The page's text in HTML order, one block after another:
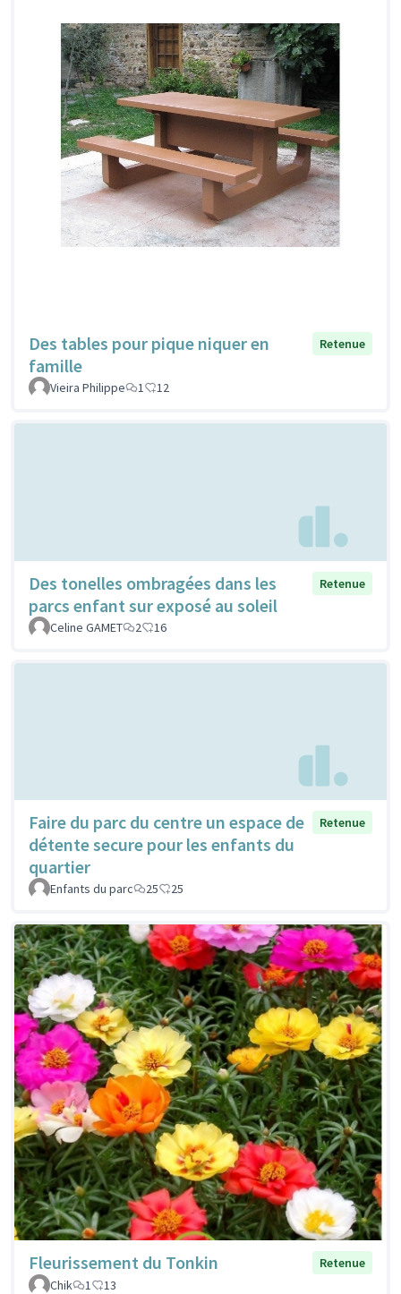
Des tables pour pique niquer en
famille
Retenue
Vieira Philippe 1 12
Des tonelles ombragées dans les
parcs enfant sur exposé au soleil
Retenue
Celine GAMET 2 16
Faire du parc du centre un espace de
détente secure pour les enfants du
quartier
Retenue
Enfants du parc 25 25
Fleurissement du Tonkin
Retenue
Chik
1 13